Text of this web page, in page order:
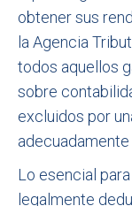
obtener sus
la Agencia
todos aquellos
sobre
excluidos por
Lo esencial
legalmente